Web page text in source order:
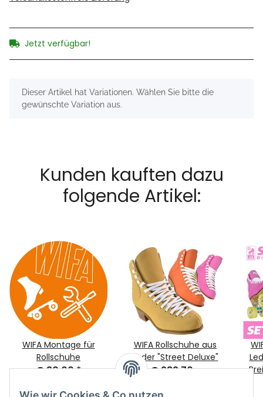
Jetzt verfügbar!
xDieser Artikel hat Variationen. Wählen Sie bitte die
gewünschte Variation aus.
Kunden kauften dazu
folgende Artikel:
WIFA Montage für
Rollschuhe
€ 30,00*
WIFA Rollschuhe aus
Leder "Street Deluxe"
€ 282,70 -